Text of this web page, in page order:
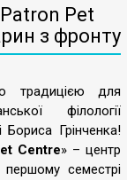
Pet
з фронту
традицією для
філології
Бориса Грінченка!
Centre» – центр
семестрі